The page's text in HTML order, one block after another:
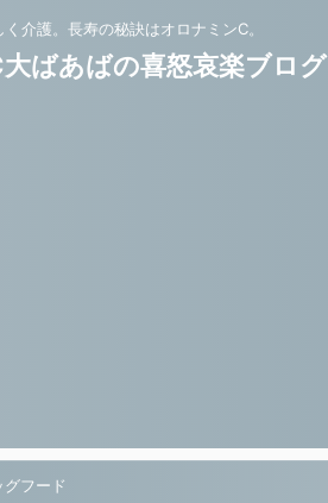
介護。長寿の秘訣はオロナミンC。
ばあばの喜怒哀楽ブログ
フード